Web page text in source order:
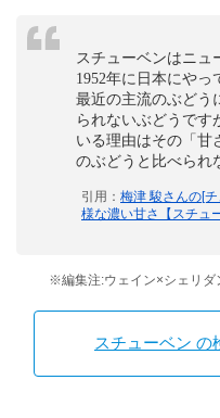
スチューベンはニュ
1952年に日本にやっ
最近の主流のぶどう
られないぶどうです
いる理由はその「甘
のぶどうと比べられ
引用： 梅津 駿さんの[
様な濃い甘さ【スチュ
※編集注:ウェイン×シェリダ
スチューベン の